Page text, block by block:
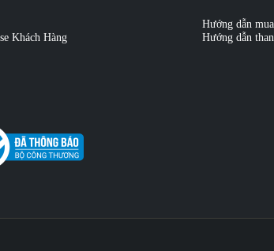
Khách Hàng
Hướng dẫn
Hướng dẫn